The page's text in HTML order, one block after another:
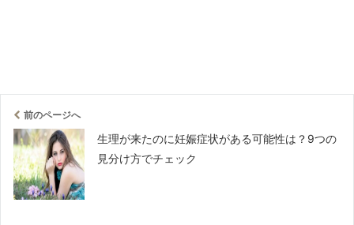
前のページへ
生理が来たのに妊娠症状がある可能性は？9つの
見分け方でチェック